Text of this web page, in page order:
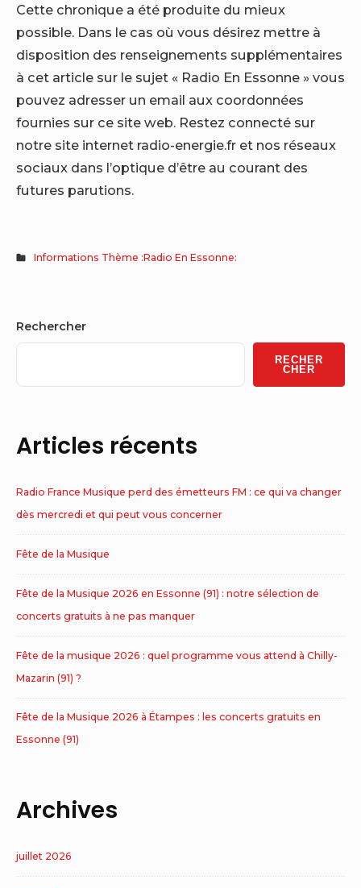
Cette chronique a été produite du mieux
possible. Dans le cas où vous désirez mettre à
disposition des renseignements supplémentaires
à cet article sur le sujet « Radio En Essonne » vous
pouvez adresser un email aux coordonnées
fournies sur ce site web. Restez connecté sur
notre site internet radio-energie.fr et nos réseaux
sociaux dans l’optique d’être au courant des
futures parutions.
Informations Thème :Radio En Essonne:
Sidebar
Widget
Area
Rechercher
RECHER
CHER
Articles récents
Radio France Musique perd des émetteurs FM : ce qui va changer
dès mercredi et qui peut vous concerner
Fête de la Musique
Fête de la Musique 2026 en Essonne (91) : notre sélection de
concerts gratuits à ne pas manquer
Fête de la musique 2026 : quel programme vous attend à Chilly-
Mazarin (91) ?
Fête de la Musique 2026 à Étampes : les concerts gratuits en
Essonne (91)
Archives
juillet 2026